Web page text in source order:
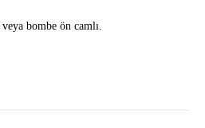
bombe ön camlı.